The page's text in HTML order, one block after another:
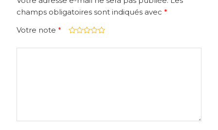
champs obligatoires sont indiqués avec *
Votre note *